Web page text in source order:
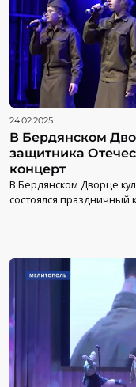
24.02.2025
В Бердянском
защитника
концерт
В Бердянском Дворце
состоялся праздничный